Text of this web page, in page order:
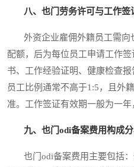
八、也门劳务许可与工作签
外资企业雇佣外籍员工需向
配额，后为每位员工申请工作
书、工作经验证明、健康检查
员工比例通常不高于1:5，且外
准。工作签证有效期一般为一年
九、也门odi备案费用构成
也门odi备案费用主要包括：